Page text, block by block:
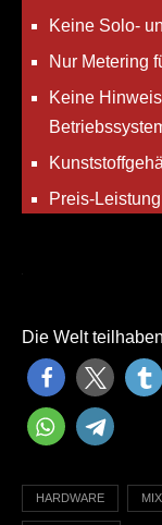
Keine Solo-
Nur Metering
Keine
Preis-Leistung
Die Welt
HARDWARE